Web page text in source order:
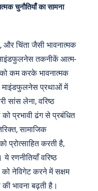
चुनौतियाँ का सामना
और चिंता जैसी भावनात्मक
माइंडफुलनेस तकनीकें आत्म-
कम करके भावनात्मक
माइंडफुलनेस प्रथाओं में
सांस लेना, वरिष्ठ
को प्रभावी ढंग से प्रबंधित
सामाजिक
करती है,
वरिष्ठ
को नेविगेट करने में सक्षम
भावना बढ़ती है।